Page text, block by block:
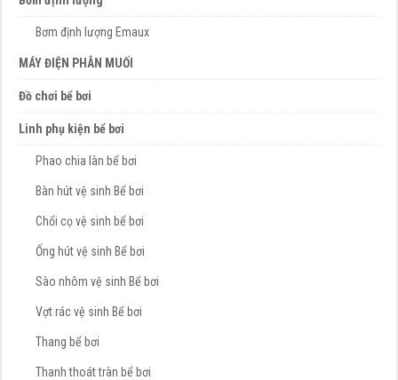
Bơm định lượng Emaux
MÁY ĐIỆN PHÂN MUỐI
Đồ chơi bể bơi
Linh phụ kiện bể bơi
Phao chia làn bể bơi
Bàn hút vệ sinh Bể bơi
Chổi cọ vệ sinh bể bơi
Ống hút vệ sinh Bể bơi
Sào nhôm vệ sinh Bể bơi
Vợt rác vệ sinh Bể bơi
Thang bể bơi
Thanh thoát tràn bể bơi